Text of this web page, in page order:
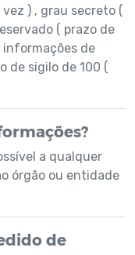
) , grau secreto (
( prazo de
informações de
de sigilo de 100 (
a qualquer
órgão ou entidade
de